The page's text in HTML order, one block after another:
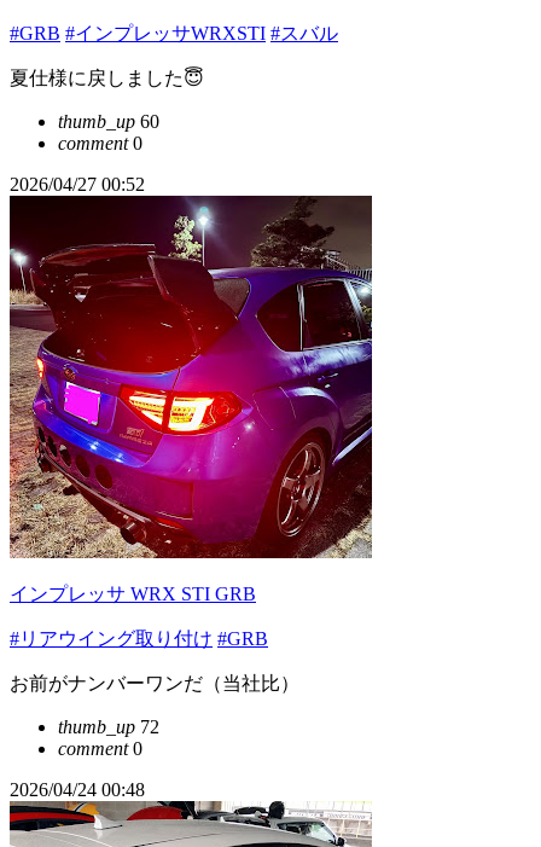
#GRB #インプレッサWRXSTI #スバル
夏仕様に戻しました😇
thumb_up 60
comment0
2026/04/27 00:52
インプレッサ WRX STI GRB
#リアウイング取り付け #GRB
お前がナンバーワンだ（当社比）
thumb_up 72
comment0
2026/04/24 00:48